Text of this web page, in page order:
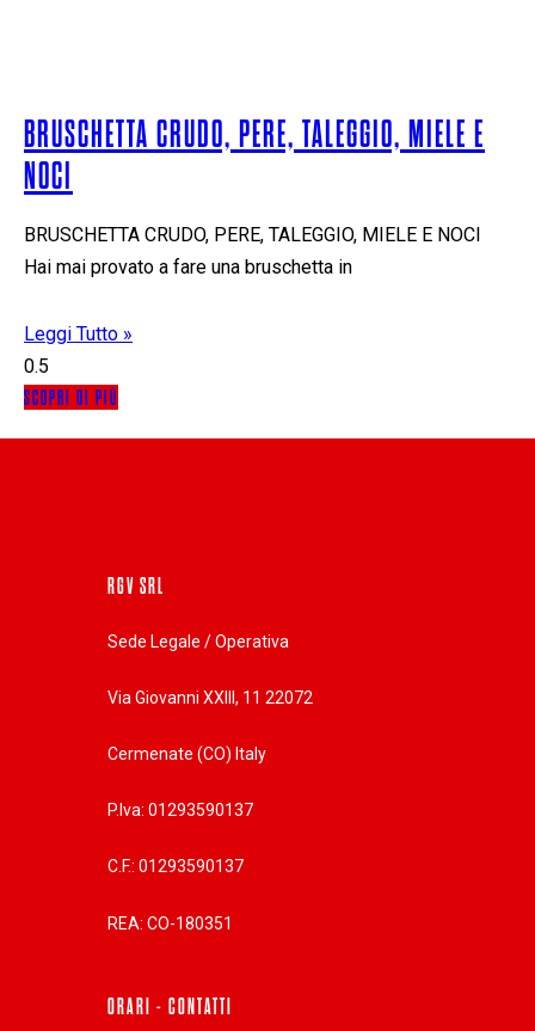
BRUSCHETTA CRUDO, PERE, TALEGGIO, MIELE E
NOCI
BRUSCHETTA CRUDO, PERE, TALEGGIO, MIELE E NOCI
Hai mai provato a fare una bruschetta in
Leggi Tutto »
SCOPRI DI PIÙ
RGV SRL
Sede Legale / Operativa
Via Giovanni XXIII, 11 22072
Cermenate (CO) Italy
P.Iva: 01293590137
C.F.: 01293590137
REA: CO-180351
ORARI - CONTATTI